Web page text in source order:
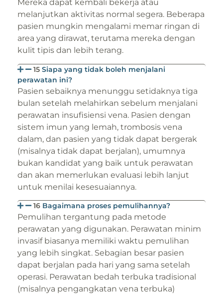
Mereka dapat kembali bekerja atau
melanjutkan aktivitas normal segera. Beberapa
pasien mungkin mengalami memar ringan di
area yang dirawat, terutama mereka dengan
kulit tipis dan lebih terang.
15 Siapa yang tidak boleh menjalani
perawatan ini?
Pasien sebaiknya menunggu setidaknya tiga
bulan setelah melahirkan sebelum menjalani
perawatan insufisiensi vena. Pasien dengan
sistem imun yang lemah, trombosis vena
dalam, dan pasien yang tidak dapat bergerak
(misalnya tidak dapat berjalan), umumnya
bukan kandidat yang baik untuk perawatan
dan akan memerlukan evaluasi lebih lanjut
untuk menilai kesesuaiannya.
16 Bagaimana proses pemulihannya?
Pemulihan tergantung pada metode
perawatan yang digunakan. Perawatan minim
invasif biasanya memiliki waktu pemulihan
yang lebih singkat. Sebagian besar pasien
dapat berjalan pada hari yang sama setelah
operasi. Perawatan bedah terbuka tradisional
(misalnya pengangkatan vena terbuka)